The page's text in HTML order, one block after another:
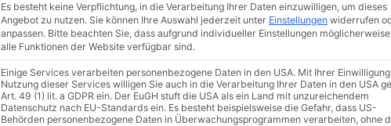
Es besteht keine Verpflichtung, in die Verarbeitung Ihrer Daten einzuwilligen, um dieses
Angebot zu nutzen. Sie können Ihre Auswahl jederzeit unter Einstellungen widerrufen
anpassen. Bitte beachten Sie, dass aufgrund individueller Einstellungen
alle Funktionen der Website verfügbar sind.
Einige Services verarbeiten personenbezogene Daten in den USA. Mit Ihrer
Nutzung dieser Services willigen Sie auch in die Verarbeitung Ihrer Daten in den USA
Art. 49 (1) lit. a GDPR ein. Der EuGH stuft die USA als ein Land mit unzureichendem
Datenschutz nach EU-Standards ein. Es besteht beispielsweise die Gefahr, dass US-
Behörden personenbezogene Daten in Überwachungsprogrammen verarbeiten, ohne